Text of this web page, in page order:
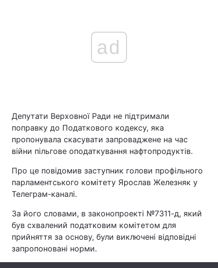
Головна Війна
Економіка Світ
Техно і зв'язок Лайт
Зброя
ad
Депутати Верховної Ради не підтримали
поправку до Податкового кодексу, яка
пропонувала скасувати запроваджене на час
війни пільгове оподаткування нафтопродуктів.
Про це повідомив заступник голови профільного
парламентського комітету Ярослав Железняк у
Телеграм-каналі.
За його словами, в законопроекті №7311-д, який
був схвалений податковим комітетом для
прийняття за основу, були виключені відповідні
запропоновані норми.